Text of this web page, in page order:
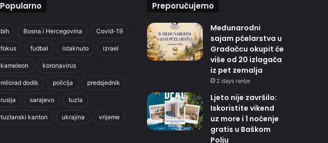
Popularno
bih Bosna i Hercegovina Covid-19
fokus fudbal istaknuto izrael
kameleon koronavirus
milorad dodik policija predsjednik
rusija sarajevo tuzla
tuzlanski kanton ukrajina vrijeme
Preporučujemo
Međunarodni
sajam pčelarstva u
Gradačcu okupit će
više od 20 izlagača
iz pet zemalja
2 days ranije
Ljeto nije završilo:
Iskoristite vikend
uz more i 1 noćenje
gratis u Baškom
Polju